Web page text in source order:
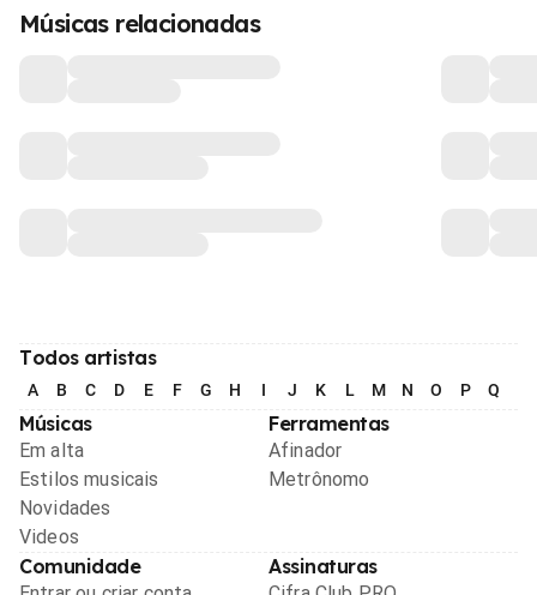
Músicas relacionadas
Todos artistas
A B C D E F G H I J K L M N O P Q
Músicas
Em alta
Estilos musicais
Novidades
Videos
Ferramentas
Afinador
Metrônomo
Comunidade Assinaturas